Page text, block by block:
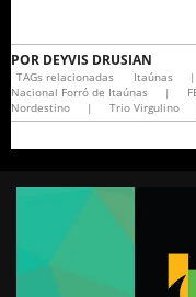
POR DEYVIS DRUSIAN
TAGs relacionadas Itaúnas |
Nacional Forró de Itaúnas
|
Nordestino
| Trio Virgulino